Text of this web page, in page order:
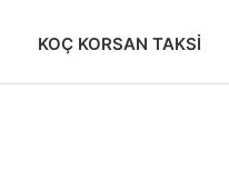
KOÇ KORSAN TAKSI